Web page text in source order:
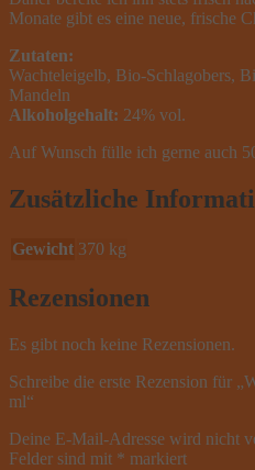
Monate gibt es eine neue, frische
Zutaten:
Wachteleigelb, Bio-Schlagobers,
Mandeln
Alkoholgehalt: 24% vol.
Auf Wunsch fülle ich gerne auch
Zusätzliche
Gewicht 370 kg
Rezensionen
Es gibt noch keine Rezensionen.
Schreibe die erste Rezension für
ml“
Deine E-Mail-Adresse wird nicht
Felder sind mit * markiert